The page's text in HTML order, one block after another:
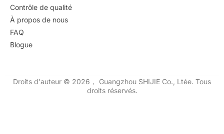
Contrôle de qualité
À propos de nous
FAQ
Blogue
Droits d'auteur © 2026， Guangzhou SHIJIE Co., Ltée. Tous
droits réservés.